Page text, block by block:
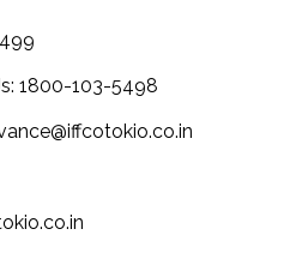
1800-103-5498